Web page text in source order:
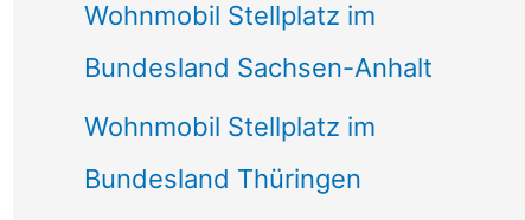
Wohnmobil Stellplatz im
Bundesland Sachsen-Anhalt
Wohnmobil Stellplatz im
Bundesland Thüringen